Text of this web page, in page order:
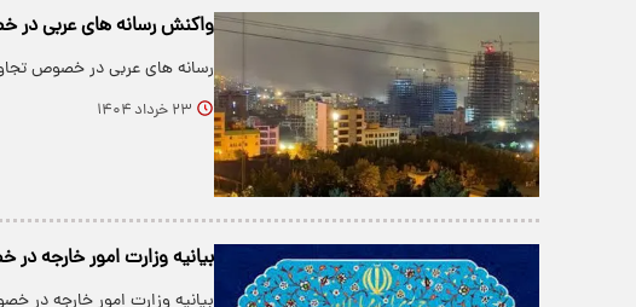
واکنش رسانه های عربی در
رسانه های عربی در خصوص
۲۳ خرداد ۱۴۰۴
بیانیه وزارت امور خارجه
بیانیه وزارت امور خارجه در